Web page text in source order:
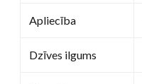
Apliecība
Dzīves ilgums